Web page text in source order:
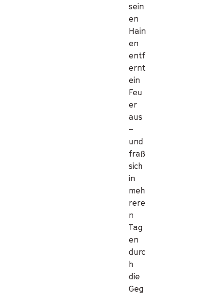
sein
en
Hain
en
entf
ernt
ein
Feu
er
aus
–
und
fraß
sich
in
meh
rere
n
Tag
en
durc
h
die
Geg